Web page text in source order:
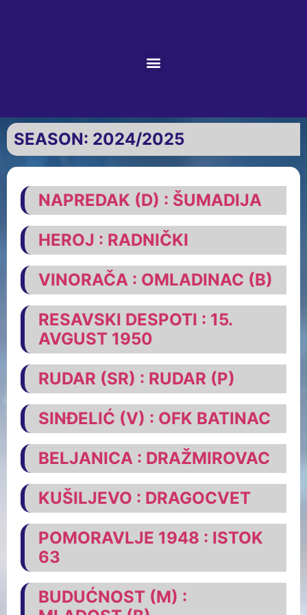
SEASON: 2024/2025
NAPREDAK (D) : ŠUMADIJA
HEROJ : RADNIČKI
VINORAČA : OMLADINAC (B)
RESAVSKI DESPOTI : 15.
AVGUST 1950
RUDAR (SR) : RUDAR (P)
SINĐELIĆ (V) : OFK BATINAC
BELJANICA : DRAŽMIROVAC
KUŠILJEVO : DRAGOCVET
POMORAVLJE 1948 : ISTOK
63
BUDUĆNOST (M) :